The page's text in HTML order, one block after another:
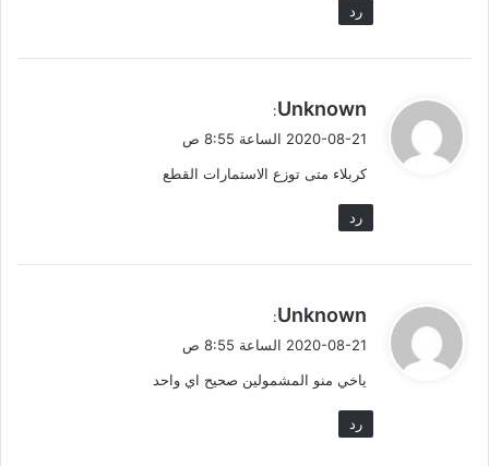
رد
ي
ل
Unknown
:
2020-08-21 الساعة 8:55 ص
كربلاء متى توزع الاستمارات القطع
رد
ي
ل
Unknown
:
2020-08-21 الساعة 8:55 ص
ياخي منو المشمولين صحيح اي واحد
رد